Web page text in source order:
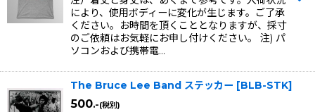
により、使用ボディーに変化が生じます。ご了承
ください。お時間を頂くこととなりますが、採寸
のご依頼はお気軽にお申し付けください。 注) パ
ソコンおよび携帯電…
The Bruce Lee Band ステッカー [BLB-STK]
500.-(税別)